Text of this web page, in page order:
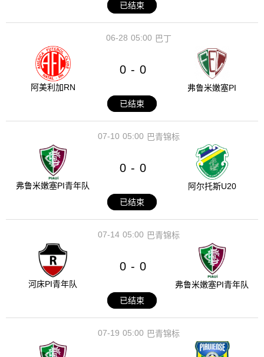
已结束
05:00
06-28 巴丁
阿美利加RN
0 - 0
弗鲁米嫩塞PI
已结束
05:00
07-10 巴青锦标
弗鲁米嫩塞PI青年队
0 - 0
阿尔托斯U20
已结束
05:00
07-14 巴青锦标
河床PI青年队
0 - 0
弗鲁米嫩塞PI青年队
已结束
05:00
07-19 巴青锦标